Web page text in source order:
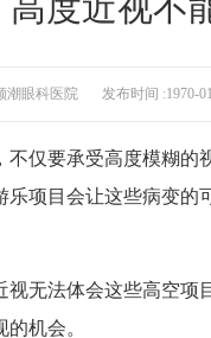
潮眼科医院 发布时间 :1970-
要承受高度模糊的
乐项目会让这些病变的
法体会这些高空项
机会。